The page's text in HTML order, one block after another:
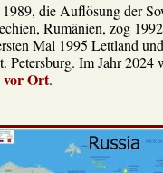
die Auflösung der
Rumänien, zog
Mal 1995 Lettland
Petersburg. Im Jahr 2024
vor Ort.